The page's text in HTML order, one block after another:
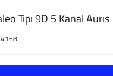
Tıpı 9D 5 Kanal Aurıs